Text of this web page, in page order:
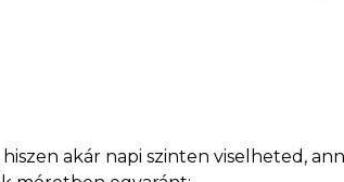
akár napi szinten viselheted,